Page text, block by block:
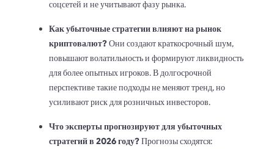
соцсетей и не учитывают фазу рынка.
Как убыточные стратегии влияют на рынок
криптовалют?Они создают краткосрочный шум,
повышают волатильность и формируют ликвидность
для более опытных игроков. В долгосрочной
перспективе такие подходы не меняют тренд, но
усиливают риск для розничных инвесторов.
Что эксперты прогнозируют для убыточных
стратегий в 2026 году?Прогнозы сходятся: